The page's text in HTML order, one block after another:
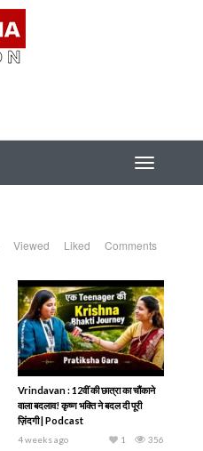
Viewed Liked Comments
Vrindavan : 12वीं की छात्रा का चौंकाने
वाला बदलाव! कृष्ण भक्ति ने बदल दी पूरी
ज़िंदगी | Podcast
4 weeks ago 356
1